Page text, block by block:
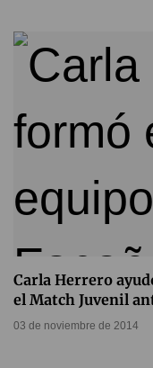
Carla Herrero
el Match Juvenil
03 de noviembre de 2014